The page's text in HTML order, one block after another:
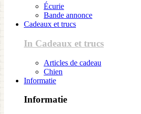
Écurie
Bande annonce
Cadeaux et trucs
In Cadeaux et trucs
Articles de cadeau
Chien
Informatie
Informatie